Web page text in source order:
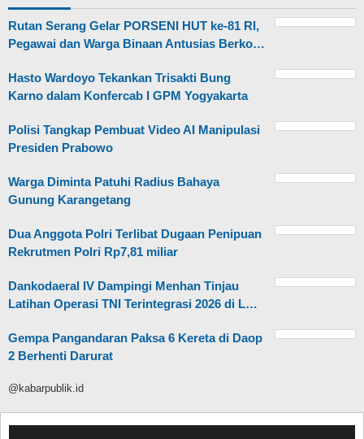
Rutan Serang Gelar PORSENI HUT ke-81 RI,
Pegawai dan Warga Binaan Antusias Berko…
Hasto Wardoyo Tekankan Trisakti Bung
Karno dalam Konfercab I GPM Yogyakarta
Polisi Tangkap Pembuat Video AI Manipulasi
Presiden Prabowo
Warga Diminta Patuhi Radius Bahaya
Gunung Karangetang
Dua Anggota Polri Terlibat Dugaan Penipuan
Rekrutmen Polri Rp7,81 miliar
Dankodaeral IV Dampingi Menhan Tinjau
Latihan Operasi TNI Terintegrasi 2026 di L…
Gempa Pangandaran Paksa 6 Kereta di Daop
2 Berhenti Darurat
@kabarpublik.id